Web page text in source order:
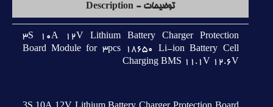
توضیحات - Description
3S 10A 12V Lithium Battery Charger Protection
Board Module for 3pcs 18650 Li-ion Battery Cell
Charging BMS 11.1V 12.6V
3S 10A 12V Lithium Battery Charger Protection Board